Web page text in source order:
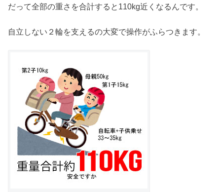
だって全部の重さを合計すると110kg近くなるんです。
自立しない２輪を支えるの大変で操作がふらつきます。